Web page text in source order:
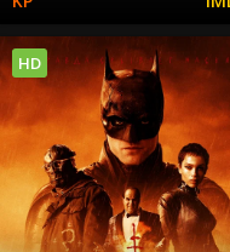
HD